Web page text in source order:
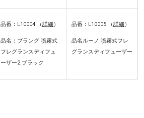
品番：L10004 （詳細 ）
品名：ブラング 噴霧式
フレグランスディフュ
ーザー2 ブラック
品番：L10005 （詳細 ）
品名ルーノ 噴霧式フレ
グランスディフューザー